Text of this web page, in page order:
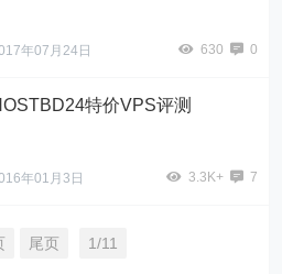
年07月24日 630 0
特价VPS评测
年01月3日 3.3K+ 7
尾页 1/11